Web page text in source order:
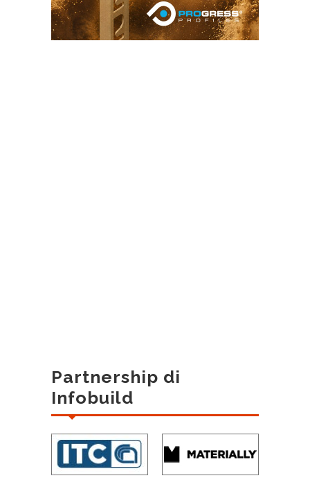
Partnership di
Infobuild